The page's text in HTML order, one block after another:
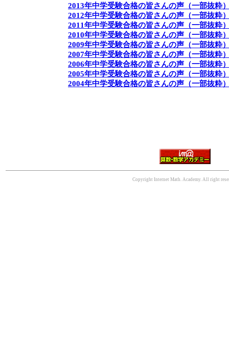
2013年中学受験合格の皆さんの声（一部抜粋
2012年中学受験合格の皆さんの声（一部抜粋
2011年中学受験合格の皆さんの声（一部抜粋
2010年中学受験合格の皆さんの声（一部抜粋
2009年中学受験合格の皆さんの声（一部抜粋
2007年中学受験合格の皆さんの声（一部抜粋
2006年中学受験合格の皆さんの声（一部抜粋
2005年中学受験合格の皆さんの声（一部抜粋
2004年中学受験合格の皆さんの声（一部抜粋
Copyright Internet Math. Academy. All right